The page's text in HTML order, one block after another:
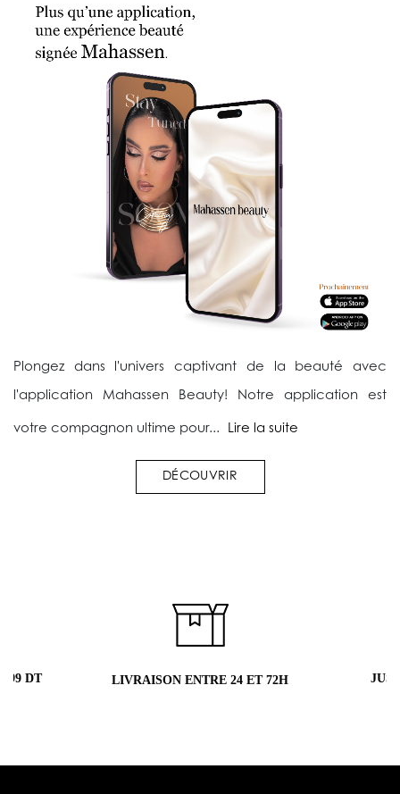
Plongez dans l'univers captivant de la beauté avec
l'application Mahassen Beauty! Notre application est
votre compagnon ultime pour... Lire la suite
DÉCOUVRIR
LIVRAISON ENTRE 24 ET 72H